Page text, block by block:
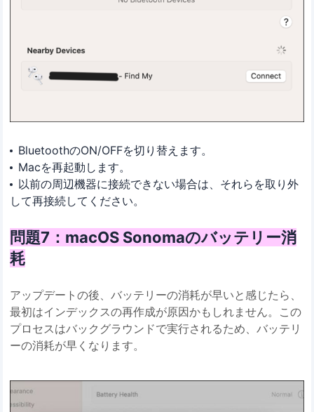
BluetoothのON/OFFを切り替えます。
Macを再起動します。
以前の周辺機器に接続できない場合は、それらを取り外
して再接続してください。
問題7：macOS Sonomaのバッテリー消
耗
アップデートの後、バッテリーの消耗が早いと感じたら、
最初はインデックスの再作成が原因かもしれません。この
プロセスはバックグラウンドで実行されるため、バッテリ
ーの消耗が早くなります。